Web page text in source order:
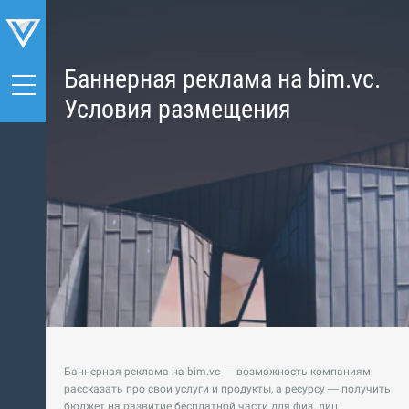
Баннерная реклама на bim.vc.
Условия размещения
Баннерная реклама на bim.vc — возможность компаниям
рассказать про свои услуги и продукты, а ресурсу — получить
бюджет на развитие бесплатной части для физ. лиц.